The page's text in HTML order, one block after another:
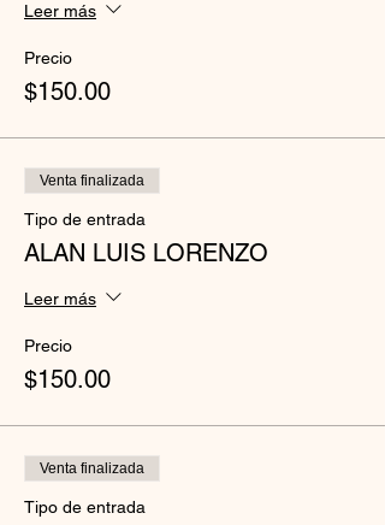
Leer más
Precio
$150.00
Venta finalizada
Tipo de entrada
ALAN LUIS LORENZO
Leer más
Precio
$150.00
Venta finalizada
Tipo de entrada